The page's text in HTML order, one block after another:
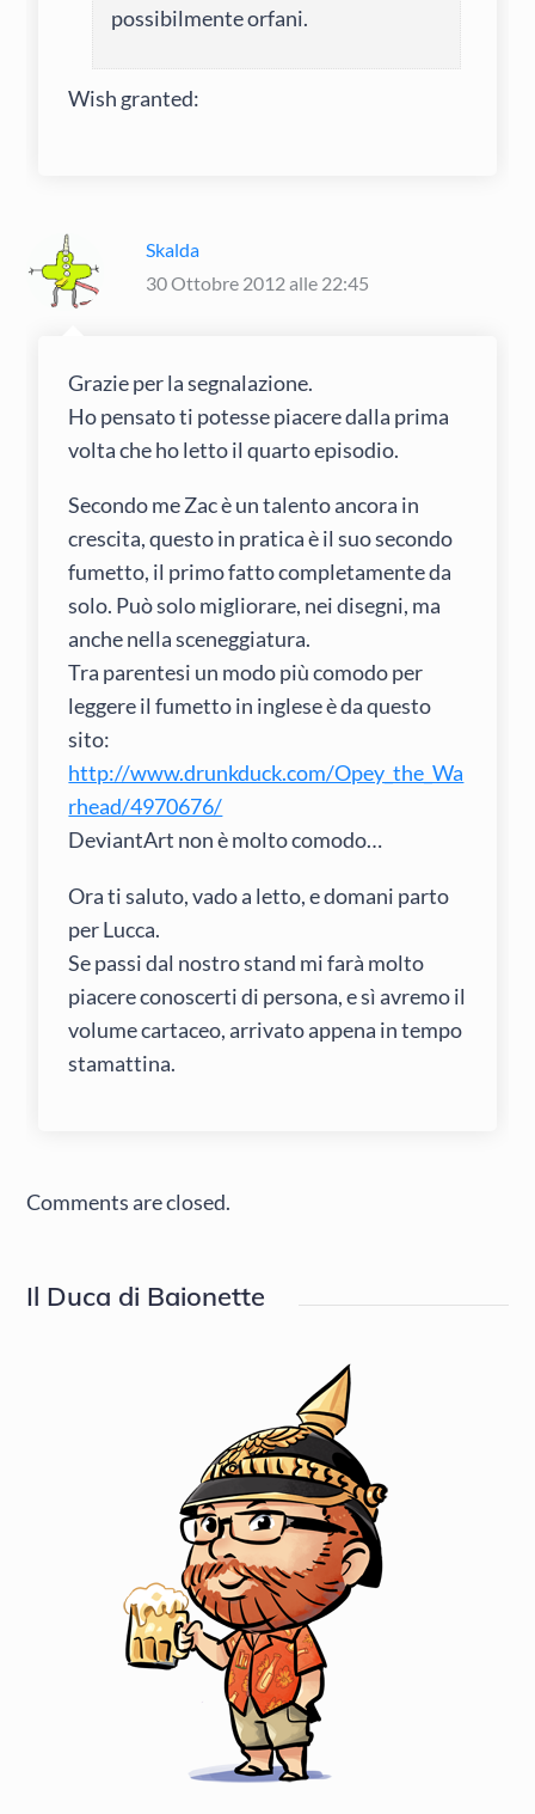
possibilmente orfani.
Wish granted:
Skalda
30 Ottobre 2012 alle 22:45
Grazie per la segnalazione.
Ho pensato ti potesse piacere dalla prima
volta che ho letto il quarto episodio.
Secondo me Zac è un talento ancora in
crescita, questo in pratica è il suo secondo
fumetto, il primo fatto completamente da
solo. Può solo migliorare, nei disegni, ma
anche nella sceneggiatura.
Tra parentesi un modo più comodo per
leggere il fumetto in inglese è da questo
sito:
http://www.drunkduck.com/Opey_the_Wa
rhead/4970676/
DeviantArt non è molto comodo…
Ora ti saluto, vado a letto, e domani parto
per Lucca.
Se passi dal nostro stand mi farà molto
piacere conoscerti di persona, e sì avremo il
volume cartaceo, arrivato appena in tempo
stamattina.
Comments are closed.
Il Duca di Baionette